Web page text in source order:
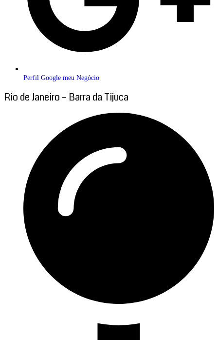
Perfil Google meu Negócio
Rio de Janeiro – Barra da Tijuca